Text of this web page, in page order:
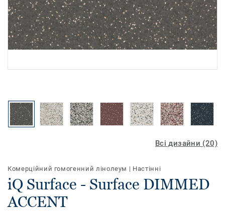
Всі дизайни (20)
Комерційний гомогенний лінолеум | Настінні
iQ Surface - Surface DIMMED
ACCENT